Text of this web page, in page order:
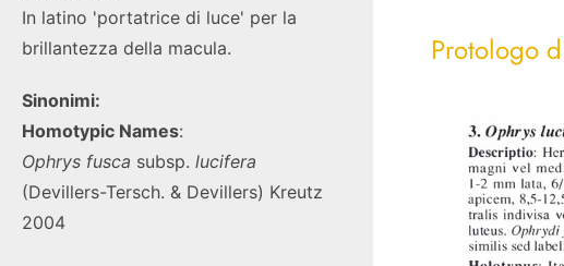
In latino 'portatrice di luce' per la
brillantezza della macula.
Sinonimi:
Homotypic Names:
Ophrys fusca subsp. lucifera
(Devillers-Tersch. & Devillers) Kreutz
2004
Protologo